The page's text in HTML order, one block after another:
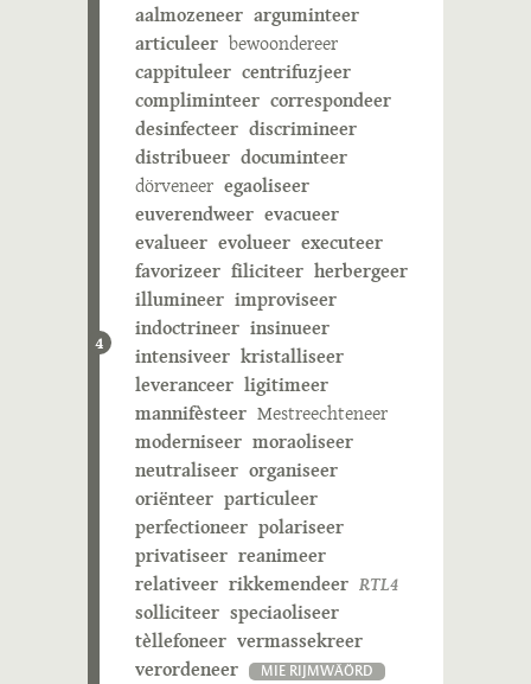
4
aalmozeneer arguminteer
articuleer bewoondereer
cappituleer centrifuzjeer
compliminteer correspondeer
desinfecteer discrimineer
distribueer documinteer
dörveneer egaoliseer
euverendweer evacueer
evalueer evolueer executeer
favorizeer filiciteer herbergeer
illumineer improviseer
indoctrineer insinueer
intensiveer kristalliseer
leveranceer ligitimeer
mannifèsteer Mestreechteneer
moderniseer moraoliseer
neutraliseer organiseer
oriënteer particuleer
perfectioneer polariseer
privatiseer reanimeer
relativeer rikkemendeer RTL4
solliciteer speciaoliseer
tèllefoneer vermassekreer
verordeneer
MIE RIJMWÄÖRD